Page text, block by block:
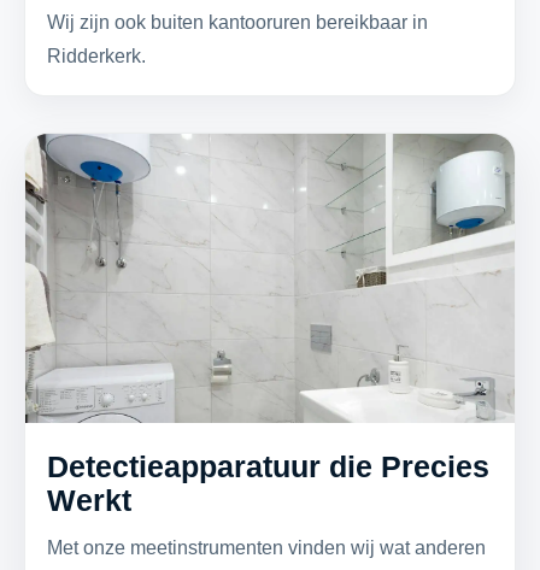
Wij zijn ook buiten kantooruren bereikbaar in
Ridderkerk.
Detectieapparatuur die Precies
Werkt
Met onze meetinstrumenten vinden wij wat anderen